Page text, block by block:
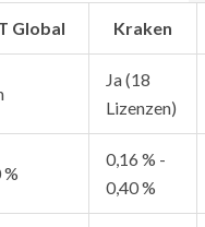
Global Kraken
Ja (18
Lizenzen)
%
0,16 % -
0,40 %